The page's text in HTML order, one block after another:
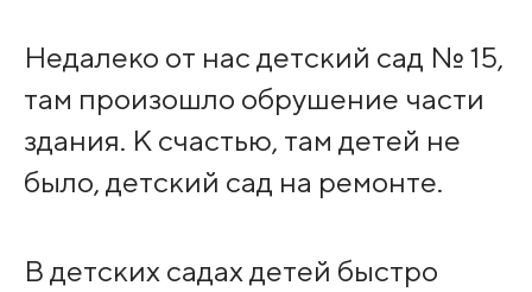
Недалеко от нас детский сад № 15,
там произошло обрушение части
здания. К счастью, там детей не
было, детский сад на ремонте.
В детских садах детей быстро